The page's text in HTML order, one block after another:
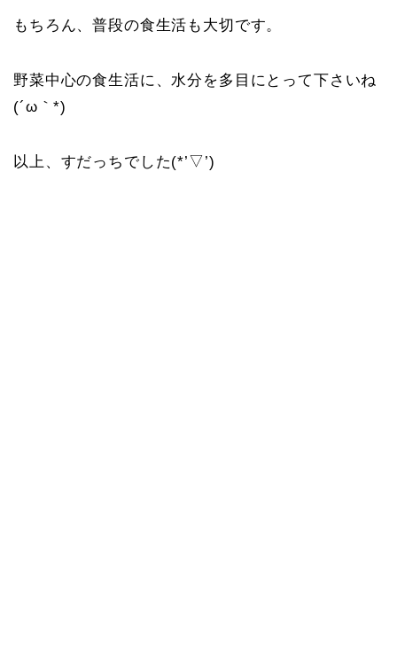
もちろん、普段の食生活も大切です。
野菜中心の食生活に、水分を多目にとって下さいね
(´ω｀*)
以上、すだっちでした(*’▽’)